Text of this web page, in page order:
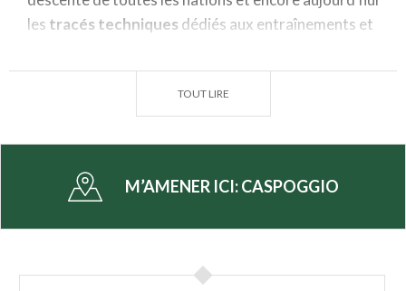
les tracés techniques dédiés aux entraînements et
entier. L'éclectisme deCaspoggiopermet
cependant d'accueillir également en toute sécurité
les débutants et de nombreuses familles avec leurs
enfants tous les mois d'hiver jusqu'à avril. Les
installations les plus modernes d'
programmé
fournissent au skieur un excellent fond
constellent toutes les pistes.
TOUT LIRE
M’AMENER ICI:CASPOGGIO